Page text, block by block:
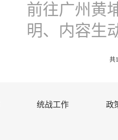
前往广州黄
明、内容生
共
统战工作 政